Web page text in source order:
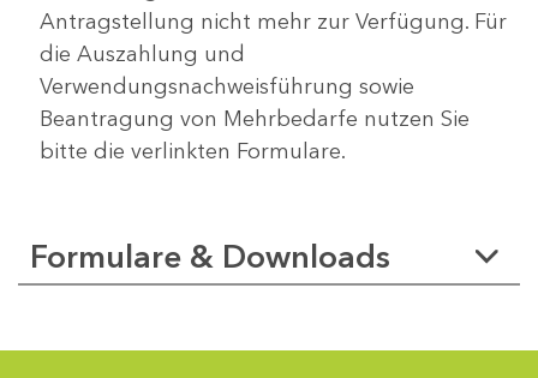
Antragstellung nicht mehr zur Verfügung. Für
die Auszahlung und
Verwendungsnachweisführung sowie
Beantragung von Mehrbedarfe nutzen Sie
bitte die verlinkten Formulare.
Formulare & Downloads